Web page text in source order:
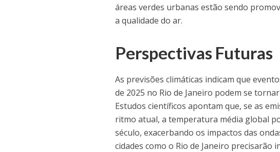
áreas verdes urbanas estão sendo
a qualidade do ar.
Perspectivas Futuras
As previsões climáticas indicam que
de 2025 no Rio de Janeiro podem se
Estudos científicos apontam que, se as
ritmo atual, a temperatura média global
século, exacerbando os impactos das
cidades como o Rio de Janeiro